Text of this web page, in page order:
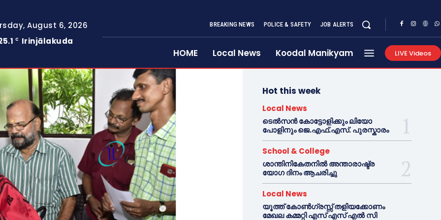
August 6, 2026
C Irinjālakuda
BREAKING NEWS POLICE & SAFETY JOB ALERTS
HOME Local News Koodal Manikyam LIVE Videos
Hot this week
Local News
ടെൽസൻ കോട്ടോളിക്കും ലിയോ
പോളിനും ജെ.എഫ്.എസ്. പുരസ്കാരം
School & College
ശാന്തിനികേതനിൽ അന്താരാഷ്ട്ര
യോഗ ദിനം ആചരിച്ചു
Local News
യൂത്ത് കോൺഗ്രസ്സ് തളിയക്കോണം
മേഖല കമ്മറ്റി എസ് എസ് എൽ സി